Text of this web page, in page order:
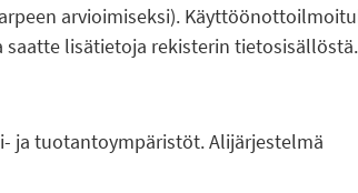
arvioimiseksi).
saatte lisätietoja rekisterin tietosisällöstä.
ja tuotantoympäristöt. Alijärjestelmä